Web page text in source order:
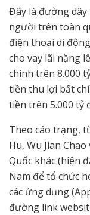
Đây là đường
người trên toàn
điện thoại di
cho vay lãi nặng
chính trên 8.000
tiền thu lợi bất
tiền trên 5.000 tỷ
Theo cáo trạng,
Hu, Wu Jian
Quốc khác (hiện
Nam để tổ chức
các ứng dụng
đường link